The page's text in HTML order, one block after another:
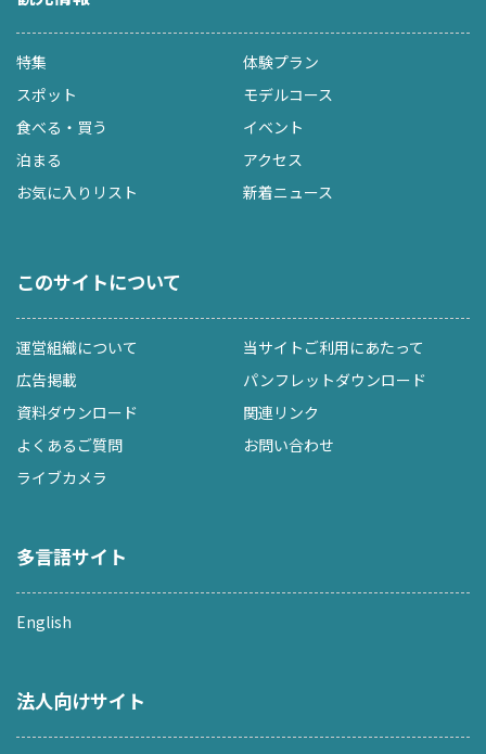
特集
体験プラン
スポット
モデルコース
食べる・買う
イベント
泊まる
アクセス
お気に入りリスト
新着ニュース
このサイトについて
運営組織について
当サイトご利用にあたって
広告掲載
パンフレットダウンロード
資料ダウンロード
関連リンク
よくあるご質問
お問い合わせ
ライブカメラ
多言語サイト
English
法人向けサイト